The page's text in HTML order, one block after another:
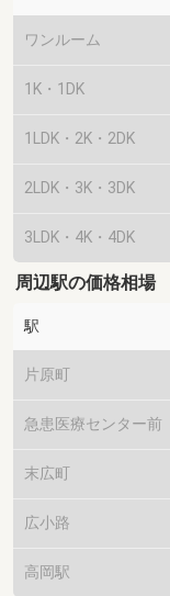
ワンルーム
1K・1DK
1LDK・2K・2DK
2LDK・3K・3DK
3LDK・4K・4DK
周辺駅の価格相場
駅
片原町
急患医療センター前
末広町
広小路
高岡駅